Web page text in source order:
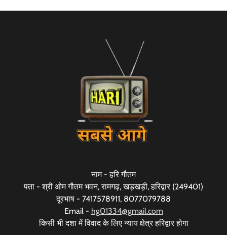
नाम - हरि गौतम
पता - श्री ओम गौतम भवन, रामगढ़, खड़खड़ी, हरिद्वार (249401)
दूरभाष - 7417578911, 8077079788
Email - hg01334@gmail.com
किसी भी दशा में विवाद के लिए न्याय क्षेत्र हरिद्वार होगा